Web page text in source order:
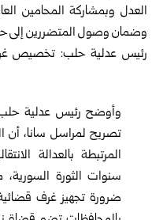
العدل وبمشاركة المحامين
وضمان وصول المتضررين إلى
وأوضح رئيس عدلية
تصريح لمراسل سانا، أن
المرتبطة بالعدالة
سنوات الثورة
ضرورة تجهيز غرف